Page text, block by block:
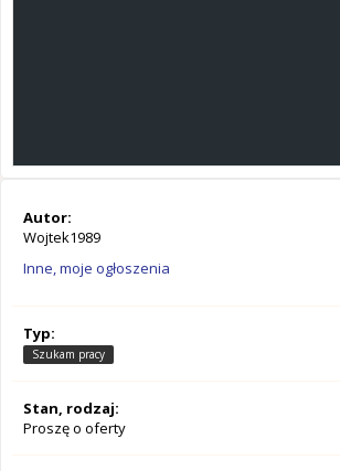
Autor:
Wojtek1989
Inne, moje ogłoszenia
Typ:
Szukam pracy
Stan, rodzaj:
Proszę o oferty